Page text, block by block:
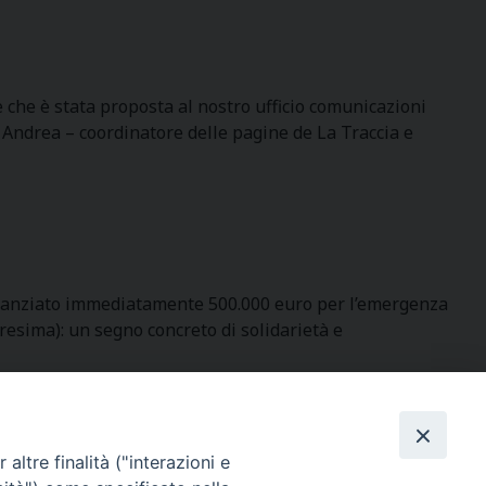
è stata proposta al nostro ufficio comunicazioni
– coordinatore delle pagine de La Traccia e
immediatamente 500.000 euro per l’emergenza
un segno concreto di solidarietà e
SEGUICI SU
altre finalità ("interazioni e